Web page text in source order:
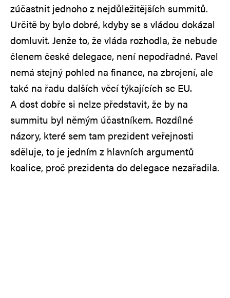
zúčastnit jednoho z nejdůležitějších summitů.
Určitě by bylo dobré, kdyby se s vládou dokázal
domluvit. Jenže to, že vláda rozhodla, že nebude
členem české delegace, není nepodřadné. Pavel
nemá stejný pohled na finance, na zbrojení, ale
také na řadu dalších věcí týkajících se EU.
A dost dobře si nelze představit, že by na
summitu byl němým účastníkem. Rozdílné
názory, které sem tam prezident veřejnosti
sděluje, to je jedním z hlavních argumentů
koalice, proč prezidenta do delegace nezařadila.